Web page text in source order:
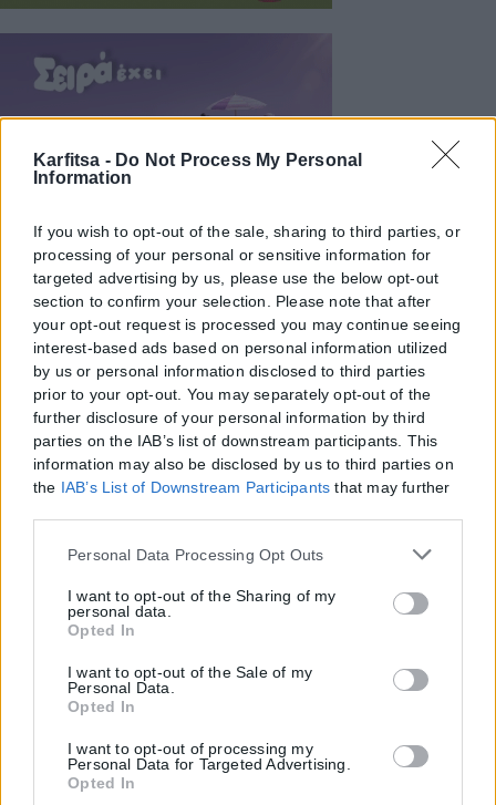
Karfitsa - Do Not Process My Personal
Information
If you wish to opt-out of the sale, sharing to third parties, or
processing of your personal or sensitive information for
targeted advertising by us, please use the below opt-out
section to confirm your selection. Please note that after
your opt-out request is processed you may continue seeing
interest-based ads based on personal information utilized
by us or personal information disclosed to third parties
prior to your opt-out. You may separately opt-out of the
further disclosure of your personal information by third
parties on the IAB’s list of downstream participants. This
information may also be disclosed by us to third parties on
the IAB’s List of Downstream Participants that may further
Please note that this website/app uses one or more Google
but not limited to your visit or usage behaviour. You may
click to grant or deny consent to Google and its third-party
tags to use your data for below specified purposes in below
Google consent section.
Personal Data Processing Opt Outs
I want to opt-out of the Sharing of my
personal data.
Opted In
I want to opt-out of the Sale of my
Personal Data.
Opted In
I want to opt-out of processing my
Personal Data for Targeted Advertising.
Opted In